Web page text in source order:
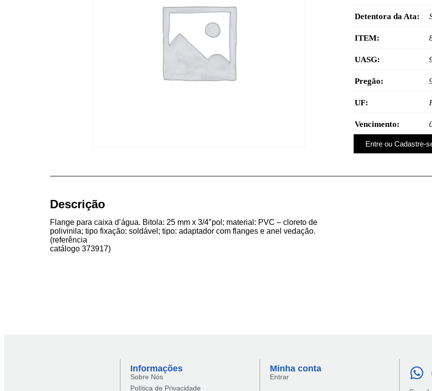
Detentora da Ata:
ITEM:
UASG:
Pregão:
UF:
Vencimento:
Entre ou Cadastre-
Descrição
Flange para caixa d’água. Bitola: 25 mm x 3/4″pol; material: PVC – cloreto de
polivinila; tipo fixação: soldável; tipo: adaptador com flanges e anel vedação.
(referência
catálogo 373917)
Informações
Sobre Nós
Política de Privacidade
Minha conta​
Entrar